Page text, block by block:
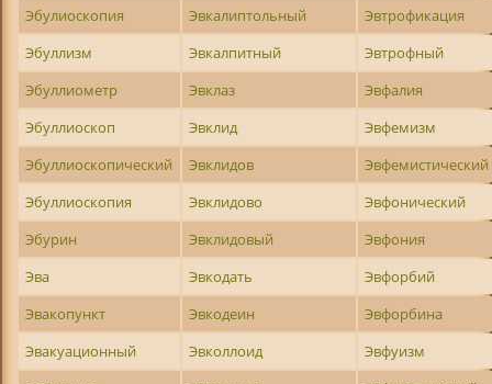
Эбулиоскопия
Эвкалиптольный
Эвтрофикация
Эбуллизм
Эвкалпитный
Эвтрофный
Эбуллиометр
Эвклаз
Эвфалия
Эбуллиоскоп
Эвклид
Эвфемизм
Эбуллиоскопический
Эвклидов
Эвфемистический
Эбуллиоскопия
Эвклидово
Эвфонический
Эбурин
Эвклидовый
Эвфония
Эва
Эвкодать
Эвфорбий
Эвакопункт
Эвкодеин
Эвфорбина
Эвакуационный
Эвколлоид
Эвфуизм